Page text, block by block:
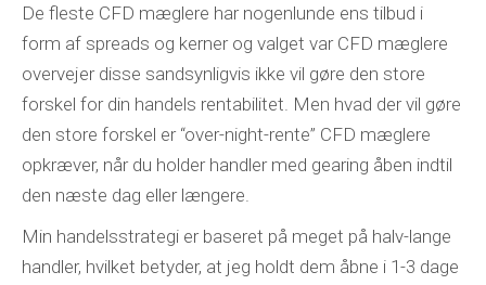
De fleste CFD mæglere har nogenlunde ens tilbud i
form af spreads og kerner og valget var CFD mæglere
overvejer disse sandsynligvis ikke vil gøre den store
forskel for din handels rentabilitet. Men hvad der vil gøre
den store forskel er “over-night-rente” CFD mæglere
opkræver, når du holder handler med gearing åben indtil
den næste dag eller længere.
Min handelsstrategi er baseret på meget på halv-lange
handler, hvilket betyder, at jeg holdt dem åbne i 1-3 dage